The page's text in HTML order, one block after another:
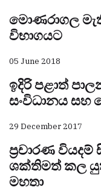
මොණරාගල
විභාගයට
05 June 2018
ඉදිරි පළාත්
සංවිධානය සහ
29 December 2017
ප්‍රචාරණ
ශක්තිමත් කල
මහතා